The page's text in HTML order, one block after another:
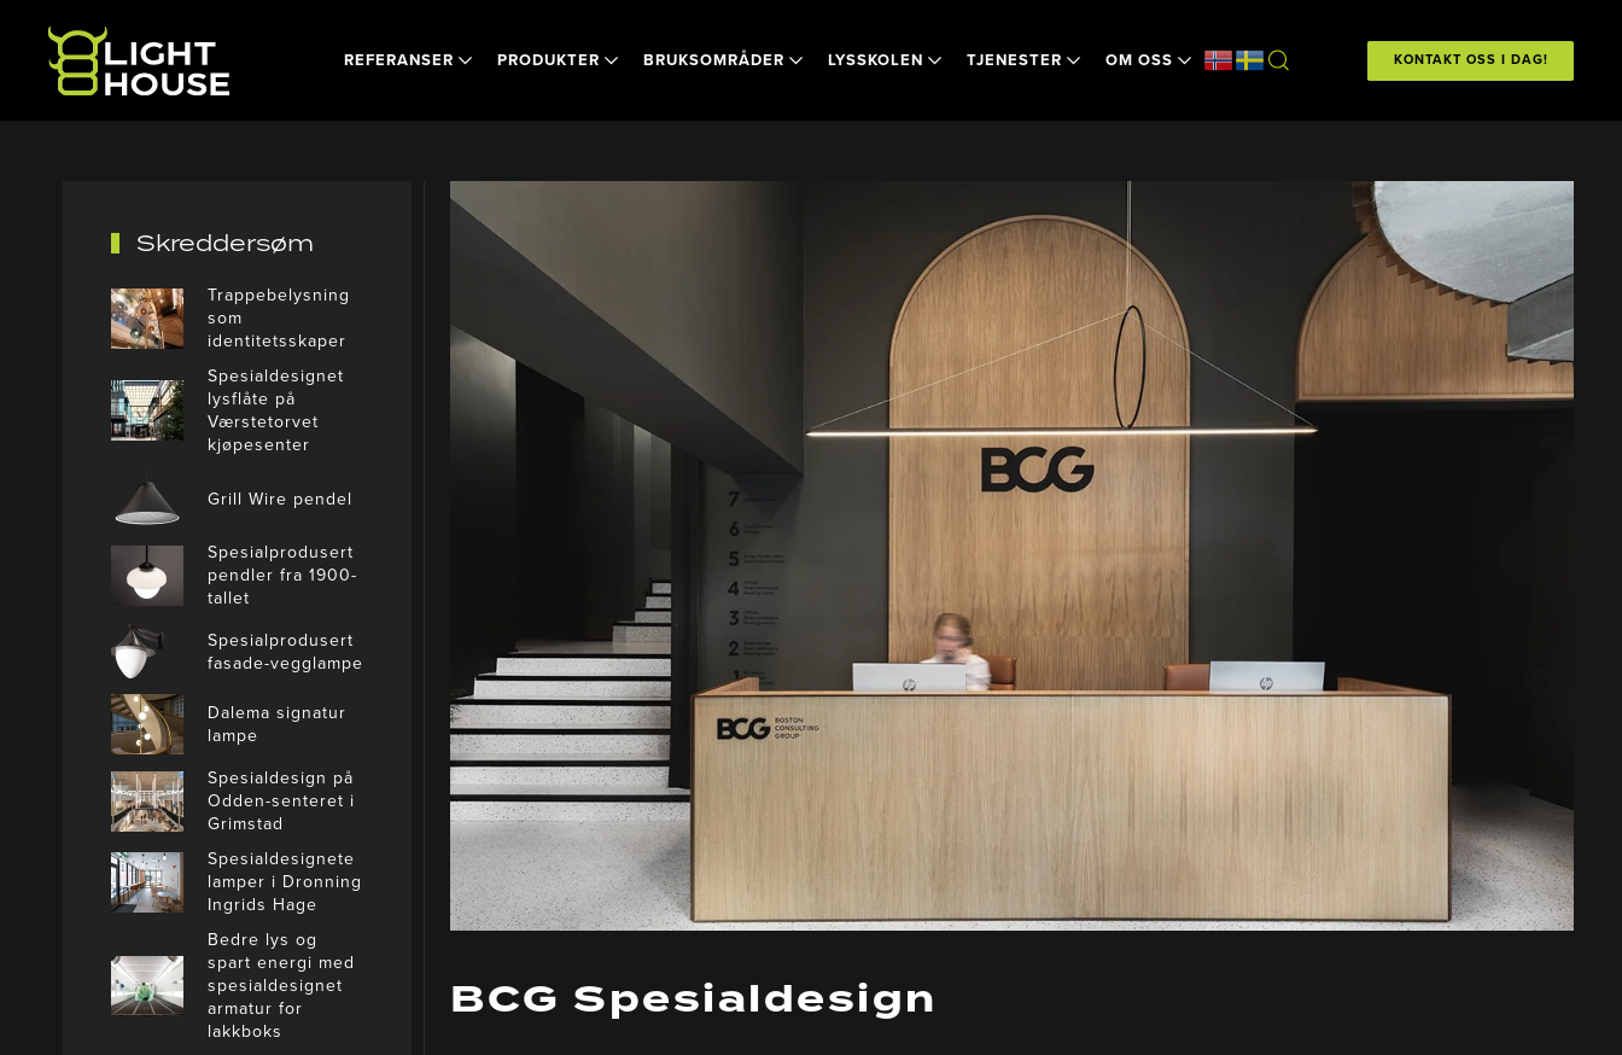
Skip to main content REFERANSER PRODUKTER BRUKSOMRÅDER LYSSKOLEN TJENESTER OM OSS KONTAKT OSS I DAG!
BCG Spesialdesign
Skreddersøm
Trappebelysning
som
identitetsskaper
Spesialdesignet
lysflåte på
Værstetorvet
kjøpesenter
Grill Wire pendel
Spesialprodusert
pendler fra 1900-
tallet
Spesialprodusert
fasade-vegglampe
Dalema signatur
lampe
Spesialdesign på
Odden-senteret i
Grimstad
Spesialdesignete
lamper i Dronning
Ingrids Hage
Bedre lys og
spart energi med
spesialdesignet
armatur for
lakkboks